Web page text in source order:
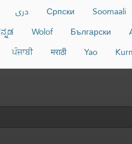
دری Српски Soomaali
Wolof Български
ਪੰਜਾਬੀ मराठी Yao